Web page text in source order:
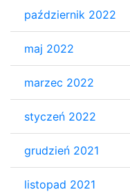
październik 2022
maj 2022
marzec 2022
styczeń 2022
grudzień 2021
listopad 2021